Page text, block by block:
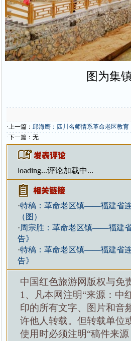
图为集
·上一篇： 邱海鹰：四川名师情系革命老区教育
·下一篇：无
loading...评论加载中...
·特稿：革命老区镇——福建省
（图）
·周宗胜：革命老区镇——福建
告》
·特稿：革命老区镇——福建省
告》
中国红色旅游网版权与免
1、凡本网注明“来源：中
印的所有文字、图片和音
许他人转载。但转载单位
使用时必须注明“稿件来